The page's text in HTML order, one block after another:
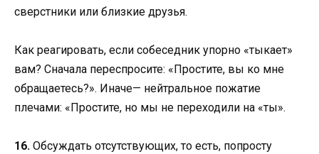
сверстники или близкие друзья.
Как реагировать, если собеседник упорно «тыкает»
вам? Сначала переспросите: «Простите, вы ко мне
обращаетесь?». Иначе— нейтральное пожатие
плечами: «Простите, но мы не переходили на «ты».
16. Обсуждать отсутствующих, то есть, попросту